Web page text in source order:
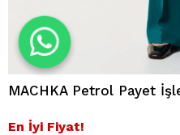
MACHKA Petrol Payet
En İyi Fiyat!